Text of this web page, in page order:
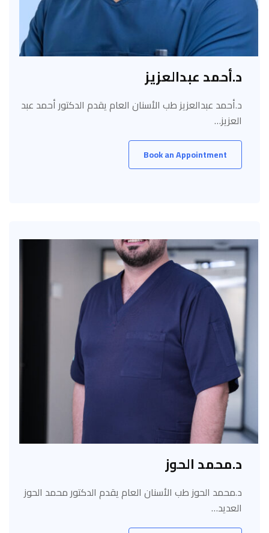
د.أحمد عبدالعزيز
د.أحمد عبدالعزيز طب الأسنان العام يقدم الدكتور أحمد عبد
العزيز…
Book an Appointment
د.محمد الحوز
د.محمد الحوز طب الأسنان العام يقدم الدكتور محمد الحوز
العديد…